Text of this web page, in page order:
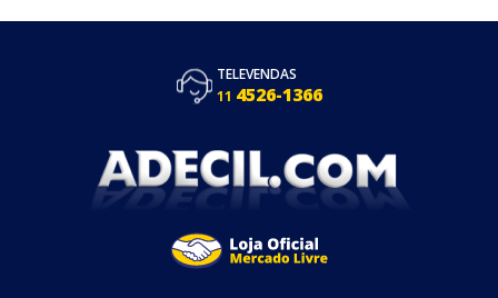
TELEVENDAS
11 4526-1366